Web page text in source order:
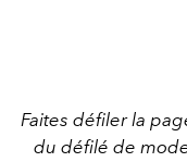
Faites défiler la
du défilé de